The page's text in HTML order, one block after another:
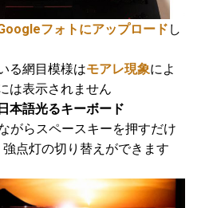
フォトにアップロード し
る網目模様はモアレ現象によ
は表示されません
本語光るキーボード
がらスペースキーを押すだけ
点灯の切り替えができます